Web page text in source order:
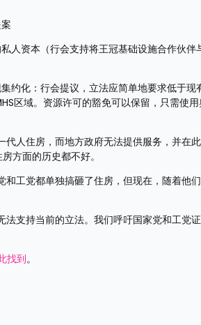
人资本（行会支持将王冠基础设施合作伙
约化：行会提议，立法应简单地要求低于
区域。资源许可的豁免可以保留，只需使
代人住房，而地方政府无法提供服务，并在
方面的历史都不好。
工党都单独搞砸了住房，但现在，随着他
法支持当前的立法。我们呼吁国家党和工党
找到。